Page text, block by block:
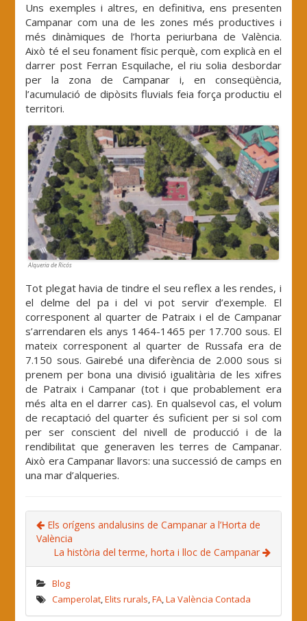
Uns exemples i altres, en definitiva, ens presenten
Campanar com una de les zones més productives i
més dinàmiques de l’horta periurbana de València.
Això té el seu fonament físic perquè, com explicà en el
darrer post Ferran Esquilache, el riu solia desbordar
per la zona de Campanar i, en conseqüència,
l’acumulació de dipòsits fluvials feia força productiu el
territori.
Alqueria de Ricós
Tot plegat havia de tindre el seu reflex a les rendes, i
el delme del pa i del vi pot servir d’exemple. El
corresponent al quarter de Patraix i el de Campanar
s’arrendaren els anys 1464-1465 per 17.700 sous. El
mateix corresponent al quarter de Russafa era de
7.150 sous. Gairebé una diferència de 2.000 sous si
prenem per bona una divisió igualitària de les xifres
de Patraix i Campanar (tot i que probablement era
més alta en el darrer cas). En qualsevol cas, el volum
de recaptació del quarter és suficient per si sol com
per ser conscient del nivell de producció i de la
rendibilitat que generaven les terres de Campanar.
Això era Campanar llavors: una successió de camps en
una mar d’alqueries.
Els orígens andalusins de Campanar a l’Horta de
València
La història del terme, horta i lloc de Campanar
Blog
Camperolat,Elits rurals,FA,La València Contada